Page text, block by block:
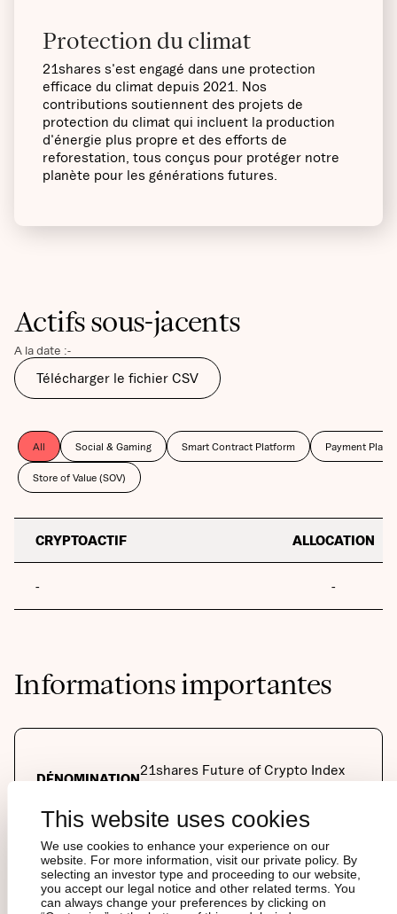
This website uses cookies
We use cookies to enhance your experience on our
website. For more information, visit our private policy. By
selecting an investor type and proceeding to our website,
you accept our legal notice and other related terms. You
can always change your preferences by clicking on
Protection du climat
21shares s'est engagé dans une protection
efficace du climat depuis 2021. Nos
contributions soutiennent des projets de
protection du climat qui incluent la production
d'énergie plus propre et des efforts de
reforestation, tous conçus pour protéger notre
planète pour les générations futures.
Actifs sous-jacents
A la date :-
Télécharger le fichier CSV
All Social & Gaming Smart Contract Platform Payment
Store of Value (SOV)
CRYPTOACTIF ALLOCATION
- -
Informations importantes
DÉNOMINATION
21shares Future of Crypto Index
DATE DE LANCEMENT Oct 9, 2024
ÉMETTEUR 21Shares AG
ENCOURS $1,878,772.86